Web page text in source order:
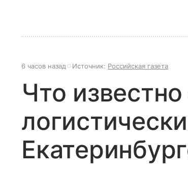
6 часов назад Источник: Российская газета
Что